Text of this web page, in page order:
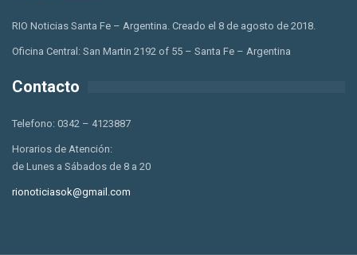
RIO Noticias Santa Fe – Argentina. Creado el 8 de agosto de 2018.
Oficina Central: San Martin 2192 of 55 – Santa Fe – Argentina
Contacto
Telefono: 0342 – 4123887
Horarios de Atención:
de Lunes a Sábados de 8 a 20
rionoticiasok@gmail.com